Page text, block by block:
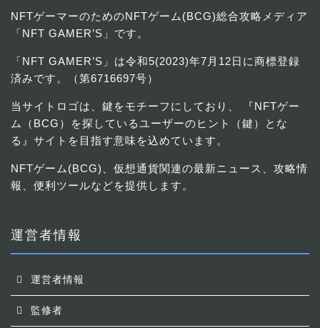
NFTゲーマーのためのNFTゲーム(BCG)総合攻略メディア
「NFT GAMER’S」です。
「NFT GAMER’S」は令和5(2023)年7月12日に商標登録
済みです。（第6716697号）
当サイトロゴは、鍵をモチーフにしており、 『NFTゲー
ム（BCG）を探しているユーザーのヒント（鍵）とな
る』サイトを目指す意味を込めています。
NFTゲーム(BCG)、仮想通貨関連の最新ニュース、攻略情
報、便利ツールなどを提供します。
運営者情報
運営者情報
監修者